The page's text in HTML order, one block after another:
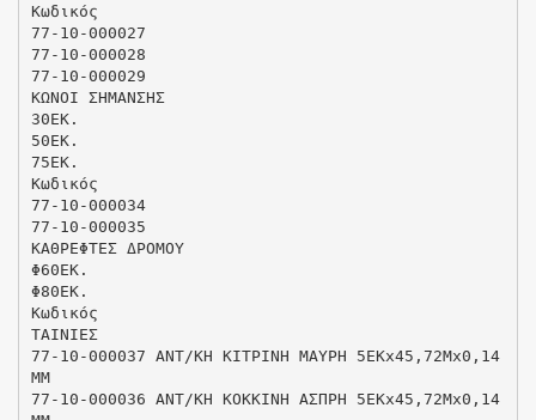
Κωδικός
77-10-000027
77-10-000028
77-10-000029
ΚΩΝΟΙ ΣΗΜΑΝΣΗΣ
30ΕΚ.
50ΕΚ.
75ΕΚ.
Κωδικός
77-10-000034
77-10-000035
ΚΑΘΡΕΦΤΕΣ ΔΡΟΜΟΥ
Φ60ΕΚ.
Φ80ΕΚ.
Κωδικός
ΤΑΙΝΙΕΣ
77-10-000037 ΑΝΤ/ΚΗ ΚΙΤΡΙΝΗ ΜΑΥΡΗ 5ΕΚx45,72Μx0,14
MM
77-10-000036 ΑΝΤ/ΚΗ ΚΟΚΚΙΝΗ ΑΣΠΡΗ 5ΕΚx45,72Μx0,14